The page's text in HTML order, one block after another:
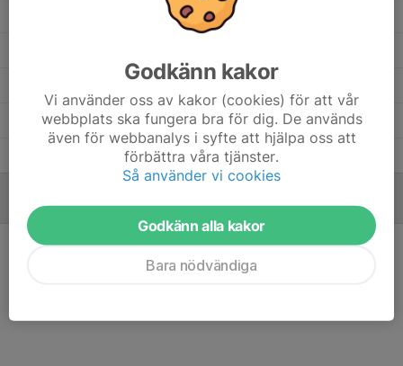
6 Alexander Ö. 6 0 0 0
7 0
MÅLVAKTER
Godkänn kakor
Vi använder oss av kakor (cookies) för att vår
webbplats ska fungera bra för dig. De används
även för webbanalys i syfte att hjälpa oss att
förbättra våra tjänster.
Så använder vi cookies
Godkänn alla kakor
Bara nödvändiga